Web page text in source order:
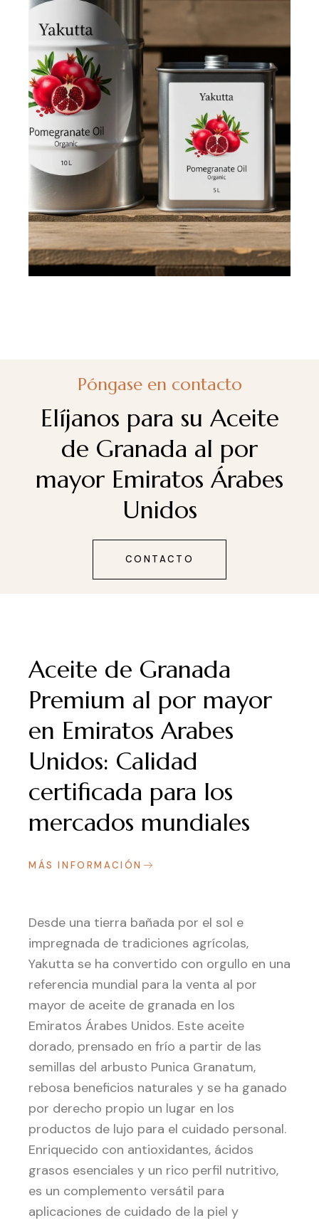
Póngase en contacto
Elíjanos para su Aceite
de Granada al por
mayor Emiratos Árabes
Unidos
CONTACTO
Aceite de Granada
Premium al por mayor
en Emiratos Arabes
Unidos: Calidad
certificada para los
mercados mundiales
MÁS INFORMACIÓN
Desde una tierra bañada por el sol e
impregnada de tradiciones agrícolas,
Yakutta se ha convertido con orgullo en una
referencia mundial para la venta al por
mayor de aceite de granada en los
Emiratos Árabes Unidos. Este aceite
dorado, prensado en frío a partir de las
semillas del arbusto Punica Granatum,
rebosa beneficios naturales y se ha ganado
por derecho propio un lugar en los
productos de lujo para el cuidado personal.
Enriquecido con antioxidantes, ácidos
grasos esenciales y un rico perfil nutritivo,
es un complemento versátil para
aplicaciones de cuidado de la piel y